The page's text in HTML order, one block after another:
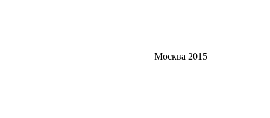
Москва 2015